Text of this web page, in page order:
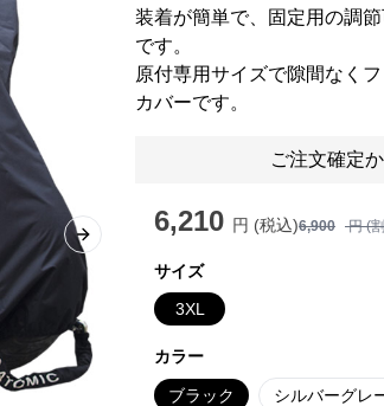
Next slide
装着が簡単で、固定用の調
です。
原付専用サイズで隙間なく
カバーです。
ご注文確定
6,210 円 (税込)6,900 円 (
サイズ
3XL
カラー
ブラック シルバーグレ